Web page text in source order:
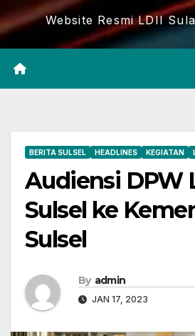
Website Resmi LDII
BERITA SULSEL HEADLINES KEGIATAN
Audiensi DPW
Sulsel ke
Sulsel
By admin
JAN 17, 2023